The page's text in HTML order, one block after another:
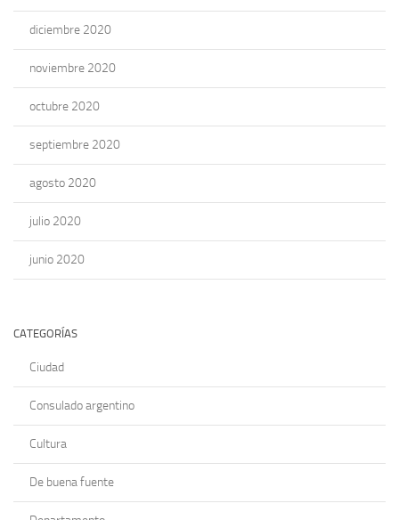
diciembre 2020
noviembre 2020
octubre 2020
septiembre 2020
agosto 2020
julio 2020
junio 2020
CATEGORÍAS
Ciudad
Consulado argentino
Cultura
De buena fuente